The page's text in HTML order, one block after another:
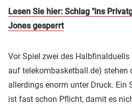
Lesen Sie hier: Schlag "ins
Jones gesperrt
Vor Spiel zwei des
auf telekombasketball.de) stehen
allerdings enorm unter Druck. Ein
ist fast schon Pflicht, damit es